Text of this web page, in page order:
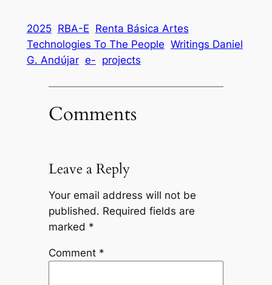
2025 RBA-E Renta Básica Artes
Technologies To The People Writings Daniel
G. Andújar e- projects
Comments
Leave a Reply
Your email address will not be
published. Required fields are
marked *
Comment *